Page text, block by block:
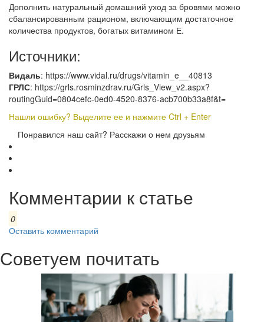
Дополнить натуральный домашний уход за бровями можно
сбалансированным рационом, включающим достаточное
количества продуктов, богатых витамином Е.
Источники:
Видаль: https://www.vidal.ru/drugs/vitamin_e__40813
ГРЛС: https://grls.rosminzdrav.ru/Grls_View_v2.aspx?
routingGuid=0804cefc-0ed0-4520-8376-acb700b33a8f&t=
Нашли ошибку? Выделите ее и нажмите Ctrl + Enter
Понравился наш сайт? Расскажи о нем друзьям
Комментарии к статье
0
Оставить комментарий
Советуем почитать